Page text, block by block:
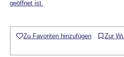
geöffnet ist.
Zu Favoriten hinzufügen Zur